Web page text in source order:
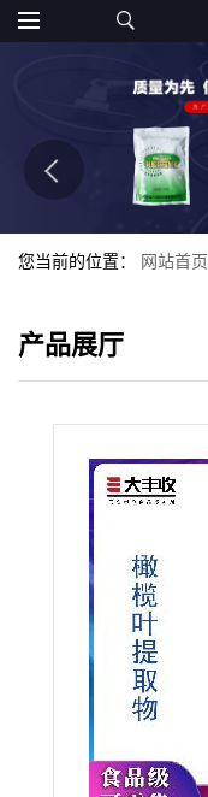
您当前的位置： 网站首页
产品展厅